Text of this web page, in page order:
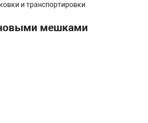
и транспортировки
мешками